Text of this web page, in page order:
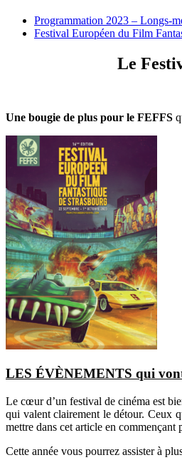
Programmation 2023 – Longs-
Festival Européen du Film
Le
Une bougie de plus pour le FEFFS
LES ÉVÈNEMENTS qui
Le cœur d’un festival de cinéma est
qui valent clairement le détour. Ceux
mettre dans cet article en commençant
Cette année vous pourrez assister à